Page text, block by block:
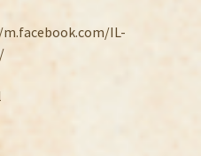
IL-